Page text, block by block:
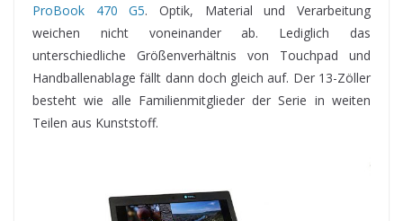
ProBook 470 G5. Optik, Material und Verarbeitung
weichen nicht voneinander ab. Lediglich das
unterschiedliche Größenverhältnis von Touchpad und
Handballenablage fällt dann doch gleich auf. Der 13-Zöller
besteht wie alle Familienmitglieder der Serie in weiten
Teilen aus Kunststoff.